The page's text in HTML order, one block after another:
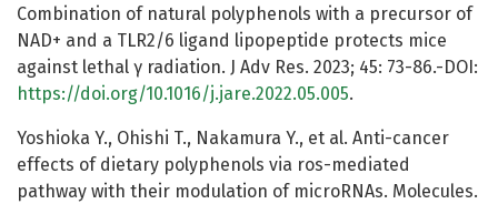
Combination of natural polyphenols with a precursor of
NAD+ and a TLR2/6 ligand lipopeptide protects mice
against lethal γ radiation. J Adv Res. 2023; 45: 73-86.-DOI:
https://doi.org/10.1016/j.jare.2022.05.005.
Yoshioka Y., Ohishi T., Nakamura Y., et al. Anti-cancer
effects of dietary polyphenols via ros-mediated
pathway with their modulation of microRNAs. Molecules.